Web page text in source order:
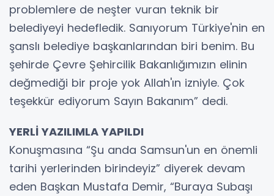
problemlere de neşter vuran teknik bir
belediyeyi hedefledik. Sanıyorum Türkiye'nin en
şanslı belediye başkanlarından biri benim. Bu
şehirde Çevre Şehircilik Bakanlığımızın elinin
değmediği bir proje yok Allah'ın izniyle. Çok
teşekkür ediyorum Sayın Bakanım” dedi.
YERLİ YAZILIMLA YAPILDI
Konuşmasına “Şu anda Samsun'un en önemli
tarihi yerlerinden birindeyiz” diyerek devam
eden Başkan Mustafa Demir, “Buraya Subaşı